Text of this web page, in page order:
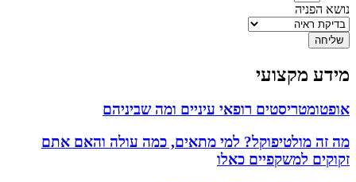
נושא הפניה
שליחה
מידע מקצועי
אופטומטריסטים רופאי עיניים ומה שביניהם
מה זה מולטיפוקל? למי מתאים, כמה עולה והאם אתם
זקוקים למשקפיים כאלו